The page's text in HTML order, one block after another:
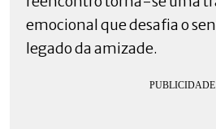
emocional que desafia o
legado da amizade.